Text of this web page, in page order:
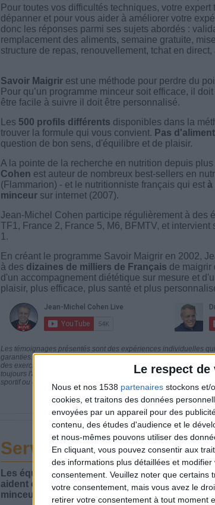
Le respect
Nous et nos 1538 partenaires stockons et/
cookies, et traitons des données
envoyées par un appareil pour des
contenu, des études d'audience et le
et nous-mêmes pouvons utiliser des
En cliquant, vous pouvez consentir aux
des informations plus détaillées et
consentement. Veuillez noter que certains
votre consentement, mais vous avez le
retirer votre consentement à tout moment
Pour toutes vos difficultés techniques, votre
dépanner et pour vous aider à améliorer votre
donc les réponses parmi ses sujets abordés :
remplacement des aliments, semaine gratuite,
structure de repas, renouvellement, tchat en direct,
Savoir Maigrirest une méthode pour perdre du
Pour qu’un programme minceur soit efficace, il
être facile à suivre il doit être personnalisé.
Les 500 profils différents disponibles dans la
trouver la formule qui vous convient. Pas
question de bon sens, d'équilibre et de plaisir.
A la pointe de la recherche en nutrition depuis plus
Cohen est auteur de nombreux best-sellers en
(Flammarion) - et le nutritionniste français qui est à
minceursur internet (2007).
Jean-Michel Cohen participe régulièrement à des
TF1, France 2, France 5, M6, BFMTV, et intervient
1.
En créant le programme Savoir Maigrir en 2002,
à des dizaines de milliers de Français de maigrir
d'un accompagnement diététique sur mesure et
plaisir, plus efficace, plus santé et plus
Les témoignages présentés sont des expériences individuelles
garanties. Comme pour tout programme de rééquilibrage
des exercices physiques réguliers sont nécessaires pour perdre
toujours l'avis de votre médecin traitant avant d'entreprendre un
sportif ou de modifier vos habitudes nutritionnelles.
Service-client &
Les équipes du Service-client et de la
aident chaque semaine à vous rapprocher
minceur.